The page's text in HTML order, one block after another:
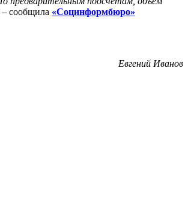
– сообщила «Социнформбюро»
Евгений Иванов